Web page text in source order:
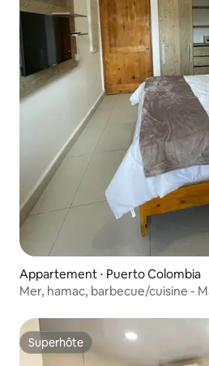
Appartement ⋅ Puerto Colombia
Mer, hamac, barbecue/cuisine -
Superhôte
Superhôte